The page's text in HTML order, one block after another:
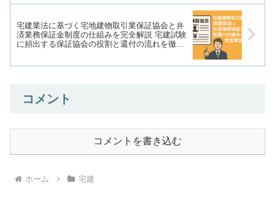
宅建業法に基づく宅地建物取引業保証協会と弁
済業務保証金制度の仕組みを完全解説 宅建試験
に頻出する保証協会の役割と還付の流れを徹底
コメント
コメントを書き込む
ホーム 宅建